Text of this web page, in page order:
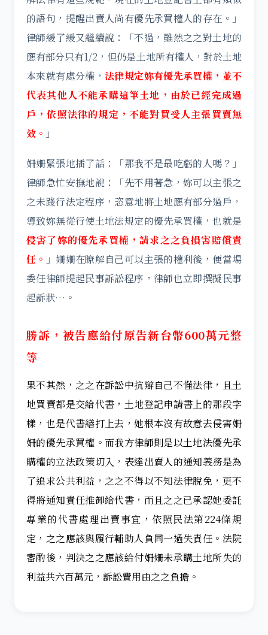
的語句，提醒出賣人尚有優先承買權人的存在。」
律師緩了緩又繼續說：「不過，雖然之之對土地的
應有部分只有1/2，但仍是土地所有權人，對於土地
本來就有處分權，法律規定妳有優先承買權，並不
代表其他人不能承購這筆土地，由於已經完成過
戶，依照法律的規定，不能對買受人主張買賣無
效。 」
姍姍緊張地插了話：「那我不是最吃虧的人嗎？」
律師急忙安撫地說：「先不用著急，妳可以主張之
之未踐行法定程序，恣意地將土地應有部分過戶，
導致妳無從行使土地法規定的優先承買權，也就是
侵害了妳的優先承買權，請求之之負損害賠償責
任。 」姍姍在瞭解自己可以主張的權利後，便當場
委任律師提起民事訴訟程序，律師也立即撰擬民事
起訴狀…。
勝訴，被告應給付原告新台幣600萬元整
等
果不其然，之之在訴訟中抗辯自己不懂法律，且土
地買賣都是交給代書，土地登記申請書上的那段字
樣，也是代書繕打上去，她根本沒有故意去侵害姍
姍的優先承買權。而我方律師則是以土地法優先承
購權的立法政策切入，表達出賣人的通知義務是為
了追求公共利益，之之不得以不知法律脫免，更不
得將通知責任推卸給代書，而且之之已承認她委託
專業的代書處理出賣事宜，依照民法第224條規
定，之之應該與履行輔助人負同一過失責任。法院
審酌後，判決之之應該給付姍姍未承購土地所失的
利益共六百萬元，訴訟費用由之之負擔。